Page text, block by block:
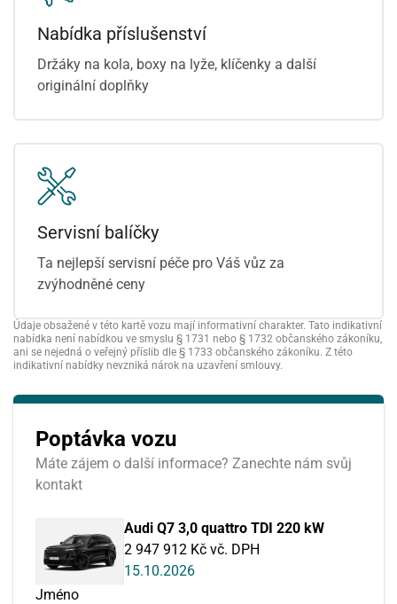
Nabídka příslušenství
Držáky na kola, boxy na lyže, klíčenky a další
originální doplňky
Servisní balíčky
Ta nejlepší servisní péče pro Váš vůz za
zvýhodněné ceny
Údaje obsažené v této kartě vozu mají informativní charakter. Tato indikativní
nabídka není nabídkou ve smyslu § 1731 nebo § 1732 občanského zákoníku,
ani se nejedná o veřejný příslib dle § 1733 občanského zákoníku. Z této
indikativní nabídky nevzniká nárok na uzavření smlouvy.
Poptávka vozu
Máte zájem o další informace? Zanechte nám svůj
kontakt
Audi Q7 3,0 quattro TDI 220 kW
2 947 912 Kč vč. DPH
15.10.2026
Jméno